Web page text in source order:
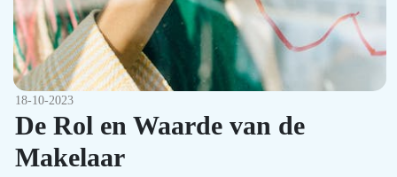
18-10-2023
De Rol en Waarde van de
Makelaar